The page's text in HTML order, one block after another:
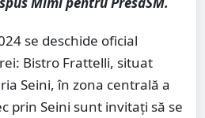
se deschide oficial
Bistro Frattelli, situat
Seini, în zona centrală a
prin Seini sunt invitați să se